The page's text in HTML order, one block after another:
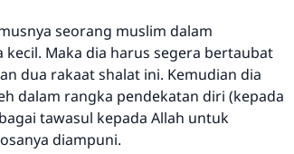
seorang muslim dalam
Maka dia harus segera bertaubat
dua rakaat shalat ini. Kemudian dia
dalam rangka pendekatan diri (kepada
tawasul kepada Allah untuk
diampuni.